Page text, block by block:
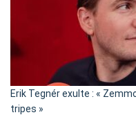
Erik Tegnér exulte : «
tripes »